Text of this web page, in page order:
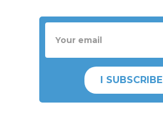
I SUBSCRIBE